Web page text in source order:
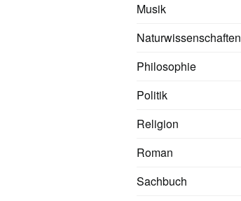
Musik
Naturwissenschaften
Philosophie
Politik
Religion
Roman
Sachbuch